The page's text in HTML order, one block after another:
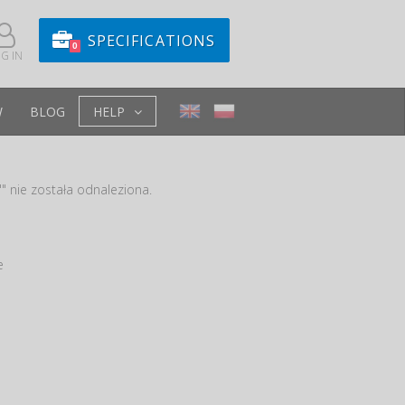
IN
0 SPECIFICATIONS
BLOG HELP
została odnaleziona.